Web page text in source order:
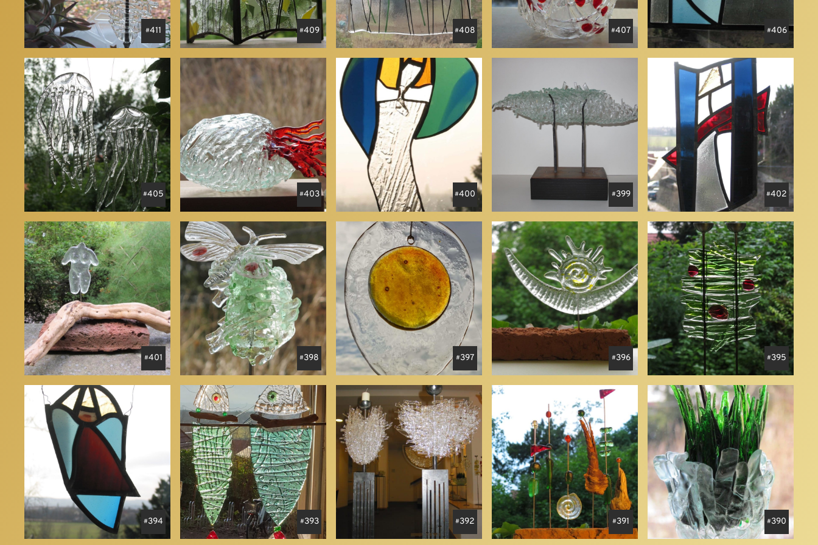
411 409 408 407 406
405 403 400 399 402
401 398 397 396 395
394 393 392 391 390